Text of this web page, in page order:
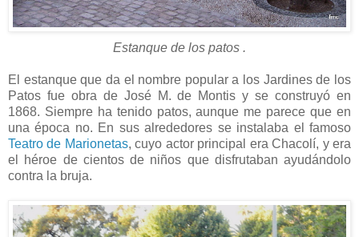
Estanque de los patos .
El estanque que da el nombre popular a los Jardines de los
Patos fue obra de José M. de Montis y se construyó en
1868. Siempre ha tenido patos, aunque me parece que en
una época no. En sus alrededores se instalaba el famoso
Teatro de Marionetas, cuyo actor principal era Chacolí, y era
el héroe de cientos de niños que disfrutaban ayudándolo
contra la bruja.